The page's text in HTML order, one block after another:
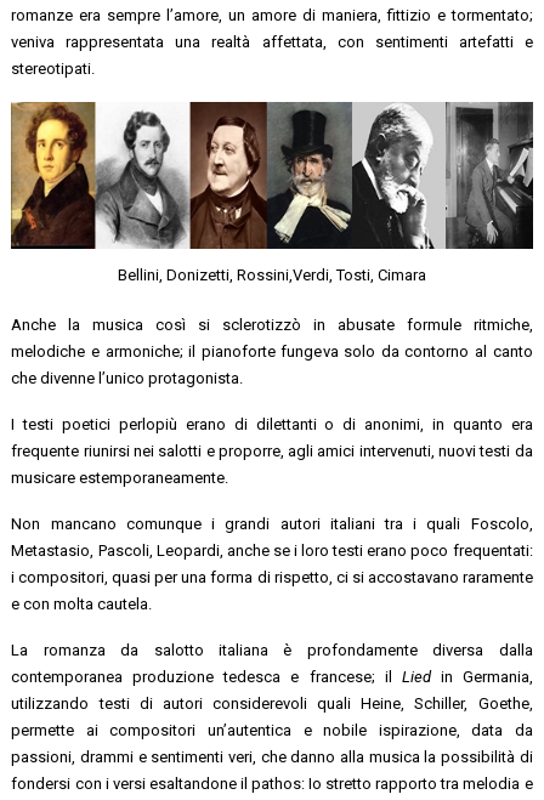
romanze era sempre l’amore, un amore di maniera, fittizio e tormentato;
veniva rappresentata una realtà affettata, con sentimenti artefatti e
stereotipati.
Bellini, Donizetti, Rossini,Verdi, Tosti, Cimara
Anche la musica così si sclerotizzò in abusate formule ritmiche,
melodiche e armoniche; il pianoforte fungeva solo da contorno al canto
che divenne l’unico protagonista.
I testi poetici perlopiù erano di dilettanti o di anonimi, in quanto era
frequente riunirsi nei salotti e proporre, agli amici intervenuti, nuovi testi da
musicare estemporaneamente.
Non mancano comunque i grandi autori italiani tra i quali Foscolo,
Metastasio, Pascoli, Leopardi, anche se i loro testi erano poco frequentati:
i compositori, quasi per una forma di rispetto, ci si accostavano raramente
e con molta cautela.
La romanza da salotto italiana è profondamente diversa dalla
contemporanea produzione tedesca e francese; il Liedin Germania,
utilizzando testi di autori considerevoli quali Heine, Schiller, Goethe,
permette ai compositori un’autentica e nobile ispirazione, data da
passioni, drammi e sentimenti veri, che danno alla musica la possibilità di
fondersi con i versi esaltandone il pathos: Io stretto rapporto tra melodia e